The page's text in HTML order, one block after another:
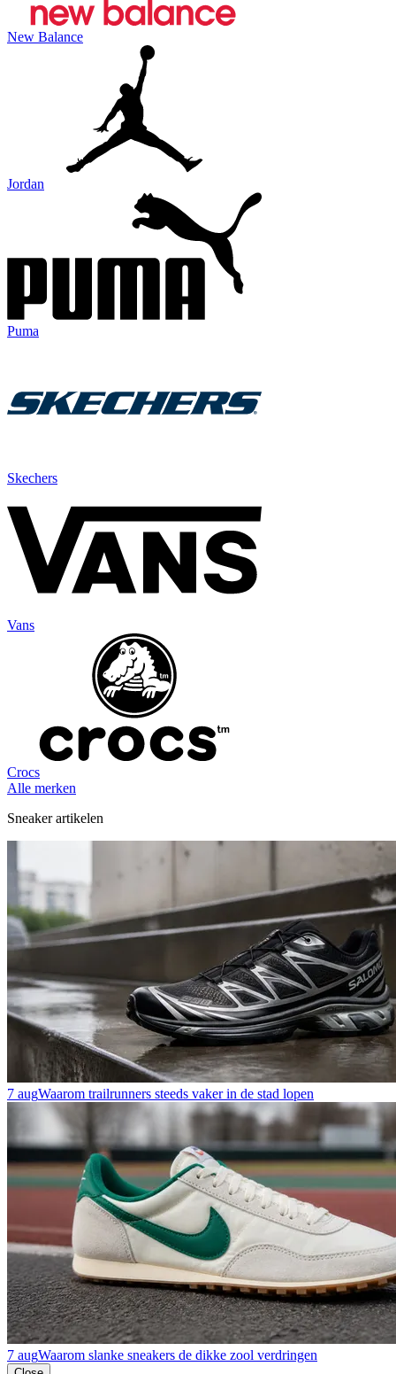
New Balance
Jordan
Puma
Skechers
Vans
Crocs
Alle merken
Sneaker artikelen
7 augWaarom trailrunners steeds vaker in de stad lopen
7 augWaarom slanke sneakers de dikke zool verdringen